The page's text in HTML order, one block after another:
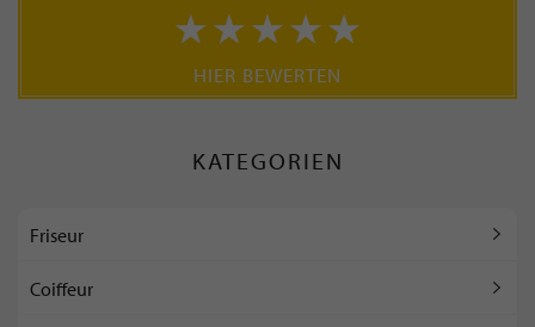
HIER BEWERTEN
KATEGORIEN
Friseur
Coiffeur